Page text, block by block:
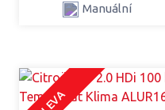
Manuální